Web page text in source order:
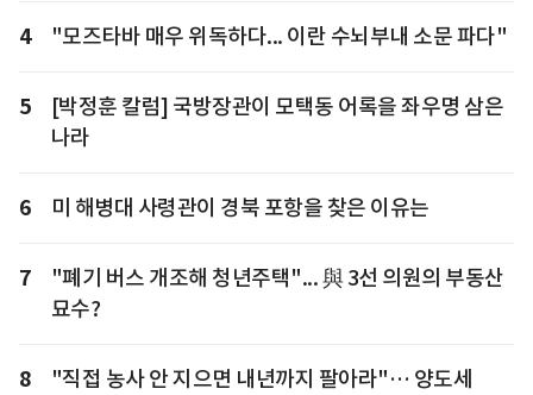
4 "모즈타바 매우 위독하다... 이란 수뇌부내 소문 파다"
5
[박정훈 칼럼] 국방장관이 모택동 어록을 좌우명 삼은
나라
6 미 해병대 사령관이 경북 포항을 찾은 이유는
7
"폐기 버스 개조해 청년주택"... 與 3선 의원의 부동산
묘수?
8
"직접 농사 안 지으면 내년까지 팔아라"… 양도세